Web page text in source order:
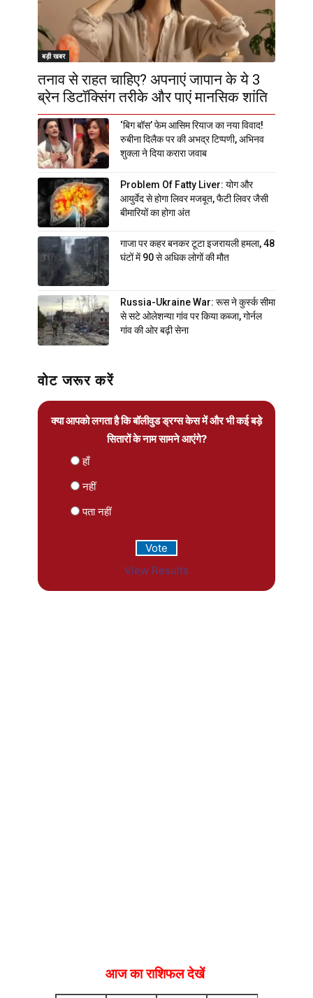
बड़ी खबर
तनाव से राहत चाहिए? अपनाएं जापान के ये 3
ब्रेन डिटॉक्सिंग तरीके और पाएं मानसिक शांति
‘बिग बॉस’ फेम आसिम रियाज का नया विवाद!
रुबीना दिलैक पर की अभद्र टिप्पणी, अभिनव
शुक्ला ने दिया करारा जवाब
Problem Of Fatty Liver: योग और
आयुर्वेद से होगा लिवर मजबूत, फैटी लिवर जैसी
बीमारियों का होगा अंत
गाजा पर कहर बनकर टूटा इजरायली हमला, 48
घंटों में 90 से अधिक लोगों की मौत
Russia-Ukraine War: रूस ने कुर्स्क सीमा
से सटे ओलेशन्या गांव पर किया कब्जा, गोर्नल
गांव की ओर बढ़ी सेना
वोट जरूर करें
क्या आपको लगता है कि बॉलीवुड ड्रग्स केस में और भी कई बड़े
सितारों के नाम सामने आएंगे?
हाँ
नहीं
पता नहीं
View Results
आज का राशिफल देखें